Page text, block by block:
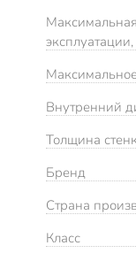
эксплуатации,
Внутренний
Толщина
Бренд
Страна
Класс